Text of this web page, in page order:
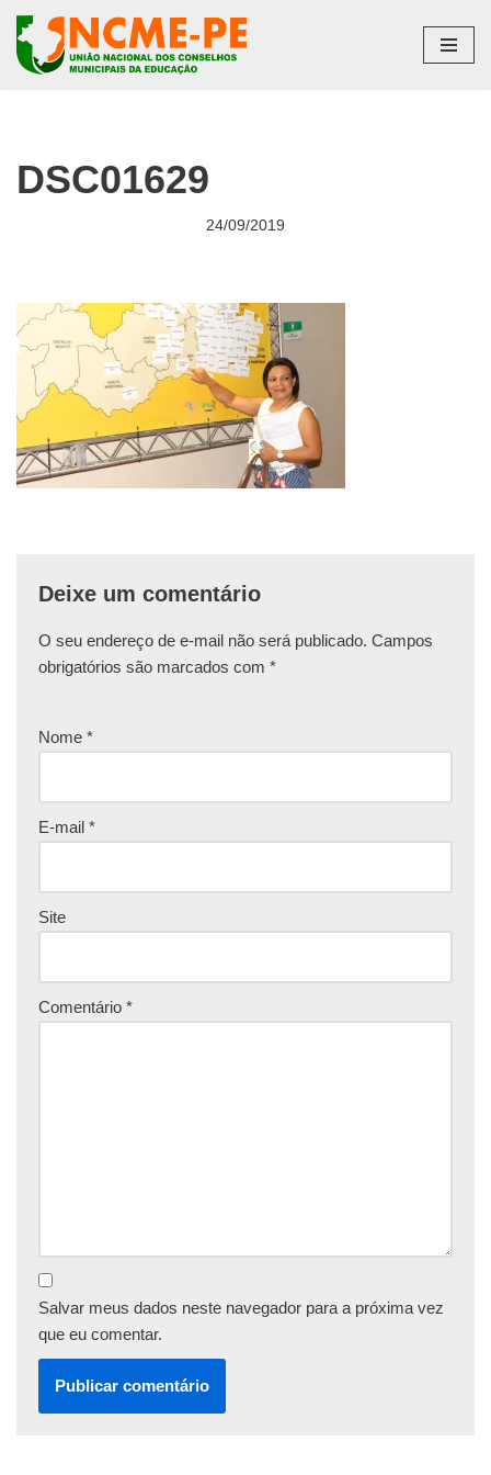
Pular
DSC01629
24/09/2019
Deixe um comentário
O seu endereço de e-mail não será publicado. Campos
obrigatórios são marcados com *
Nome *
E-mail *
Site
Comentário *
Salvar meus dados neste navegador para a próxima vez
que eu comentar.